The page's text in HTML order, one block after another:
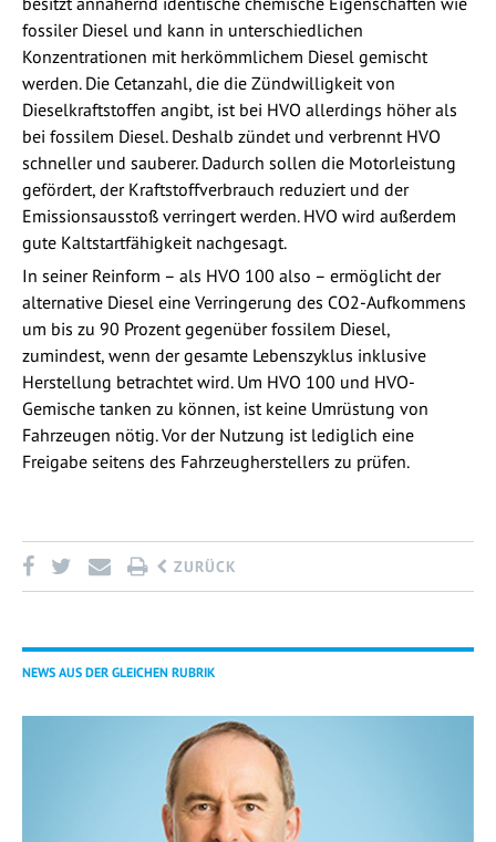
fossiler Diesel und kann in unterschiedlichen
Konzentrationen mit herkömmlichem Diesel gemischt
werden. Die Cetanzahl, die die Zündwilligkeit von
Dieselkraftstoffen angibt, ist bei HVO allerdings höher als
bei fossilem Diesel. Deshalb zündet und verbrennt HVO
schneller und sauberer. Dadurch sollen die Motorleistung
gefördert, der Kraftstoffverbrauch reduziert und der
Emissionsausstoß verringert werden. HVO wird außerdem
gute Kaltstartfähigkeit nachgesagt.
In seiner Reinform – als HVO 100 also – ermöglicht der
alternative Diesel eine Verringerung des CO2-Aufkommens
um bis zu 90 Prozent gegenüber fossilem Diesel,
zumindest, wenn der gesamte Lebenszyklus inklusive
Herstellung betrachtet wird. Um HVO 100 und HVO-
Gemische tanken zu können, ist keine Umrüstung von
Fahrzeugen nötig. Vor der Nutzung ist lediglich eine
Freigabe seitens des Fahrzeugherstellers zu prüfen.
ZURÜCK
NEWS AUS DER GLEICHEN RUBRIK